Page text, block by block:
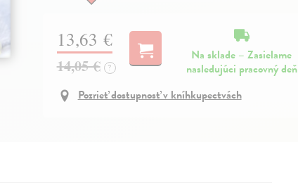
13,63 €
14,05 € ?
Na sklade – Zasielame
nasledujúci pracovný deň
Pozrieť dostupnosť v kníhkupectvách